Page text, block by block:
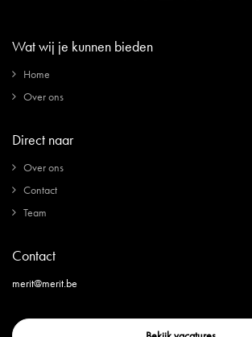
Wat wij je kunnen bieden
Home
Over ons
Direct naar
Over ons
Contact
Team
Contact
merit@merit.be